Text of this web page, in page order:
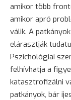
amikor több
amikor apró
válik. A
elárasztják
Pszichológiai
felhívhatja a
katasztrofizálni
patkányok, bár